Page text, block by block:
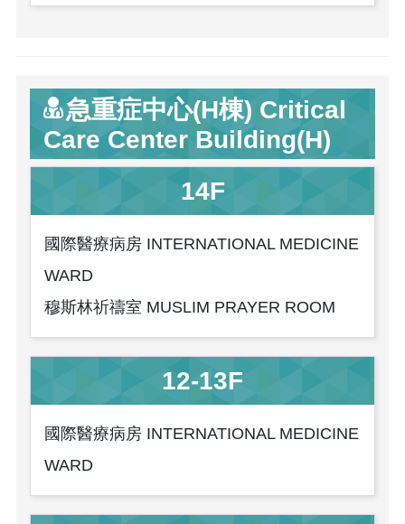
急重症中心(H棟) Critical
Care Center Building(H)
14F
國際醫療病房 INTERNATIONAL MEDICINE
WARD
穆斯林祈禱室 MUSLIM PRAYER ROOM
12-13F
國際醫療病房 INTERNATIONAL MEDICINE
WARD